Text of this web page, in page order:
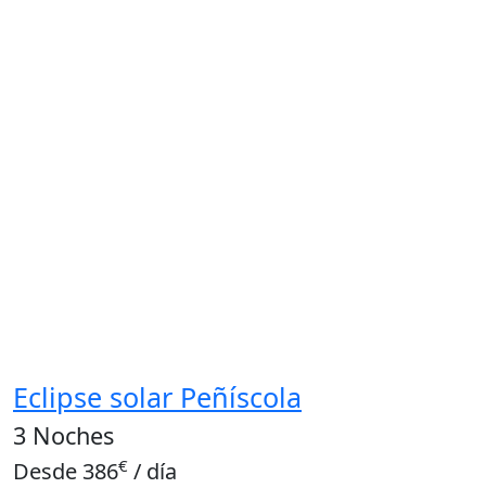
Eclipse solar Peñíscola
3 Noches
Desde 386€ / día